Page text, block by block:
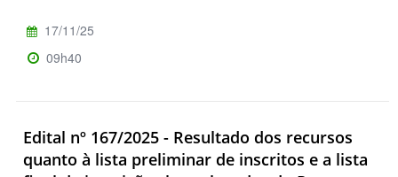
17/11/25
09h40
Edital nº 167/2025 - Resultado dos recursos
quanto à lista preliminar de inscritos e a lista